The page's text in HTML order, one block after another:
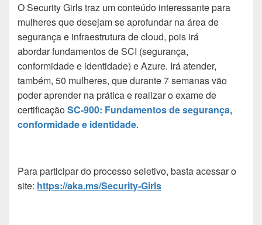
O Security Girls traz um conteúdo interessante para
mulheres que desejam se aprofundar na área de
segurança e infraestrutura de cloud, pois irá
abordar fundamentos de SCI (segurança,
conformidade e identidade) e Azure. Irá atender,
também, 50 mulheres, que durante 7 semanas vão
poder aprender na prática e realizar o exame de
certificaçãoSC-900: Fundamentos de segurança,
conformidade e identidade.
Para participar do processo seletivo, basta acessar o
site: https://aka.ms/Security-Girls